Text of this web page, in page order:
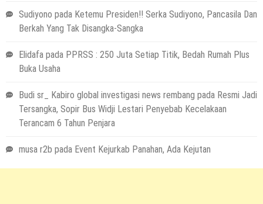
Sudiyono pada Ketemu Presiden!! Serka Sudiyono, Pancasila Dan
Berkah Yang Tak Disangka-Sangka
Elidafa pada PPRSS : 250 Juta Setiap Titik, Bedah Rumah Plus
Buka Usaha
Budi sr_ Kabiro global investigasi news rembang pada Resmi Jadi
Tersangka, Sopir Bus Widji Lestari Penyebab Kecelakaan
Terancam 6 Tahun Penjara
musa r2b pada Event Kejurkab Panahan, Ada Kejutan